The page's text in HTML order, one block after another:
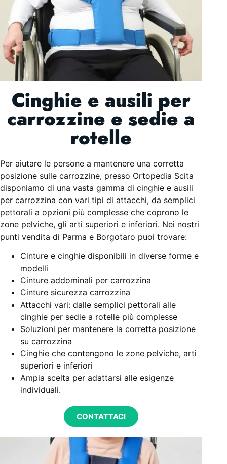
Cinghie e ausili per
carrozzine e sedie a
rotelle
Per aiutare le persone a mantenere una corretta
posizione sulle carrozzine, presso Ortopedia Scita
disponiamo di una vasta gamma di cinghie e ausili
per carrozzina con vari tipi di attacchi, da semplici
pettorali a opzioni più complesse che coprono le
zone pelviche, gli arti superiori e inferiori. Nei nostri
punti vendita di Parma e Borgotaro puoi trovare:
Cinture e cinghie disponibili in diverse forme e
modelli
Cinture addominali per carrozzina
Cinture sicurezza carrozzina
Attacchi vari: dalle semplici pettorali alle
cinghie per sedie a rotelle più complesse
Soluzioni per mantenere la corretta posizione
su carrozzina
Cinghie che contengono le zone pelviche, arti
superiori e inferiori
Ampia scelta per adattarsi alle esigenze
individuali.
CONTATTACI